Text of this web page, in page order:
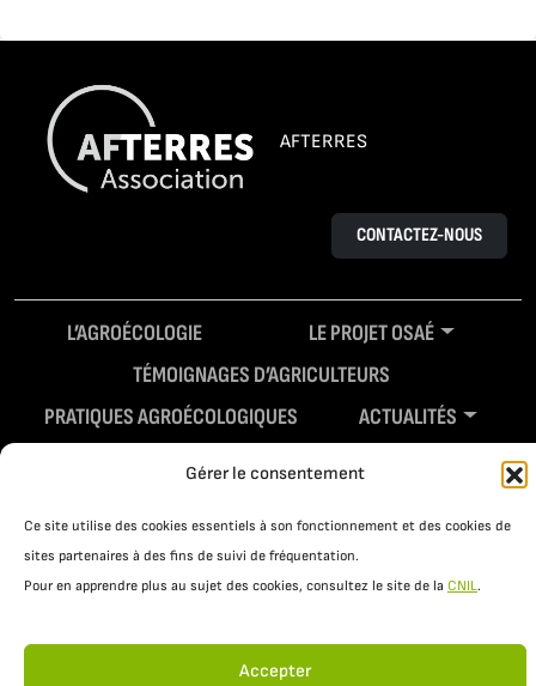
Gérer le consentement
Ce site utilise des cookies essentiels à son fonctionnement et des cookies de
sites partenaires à des fins de suivi de fréquentation.
Pour en apprendre plus au sujet des cookies, consultez le site de la CNIL.
Accepter
AFTERRES
CONTACTEZ-NOUS
L’AGROÉCOLOGIE
LE PROJET OSAÉ
TÉMOIGNAGES D’AGRICULTEURS
PRATIQUES AGROÉCOLOGIQUES
ACTUALITÉS
RESSOURCES